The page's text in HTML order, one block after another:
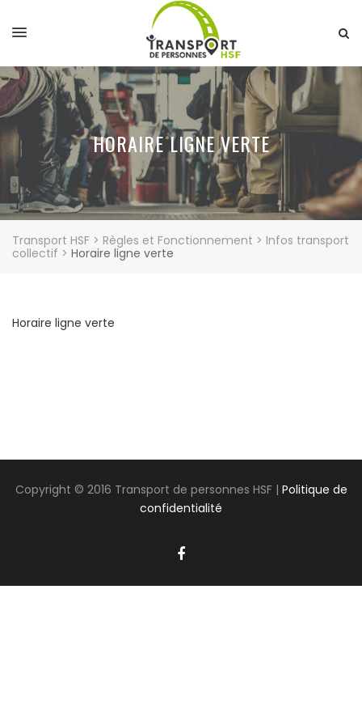
HORAIRE LIGNE VERTE
Transport HSF > Règles et Fonctionnement > Infos transport
collectif > Horaire ligne verte
Horaire ligne verte
Copyright © 2016 Transport de personnes HSF | Politique de
confidentialité